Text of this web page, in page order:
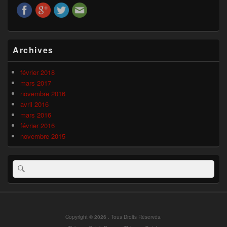
principale
de
widget
pour
barre
latérale
Archives
février 2018
mars 2017
novembre 2016
avril 2016
mars 2016
février 2016
novembre 2015
Recherche :
Copyright © 2026
. Tous Droits Réservés.